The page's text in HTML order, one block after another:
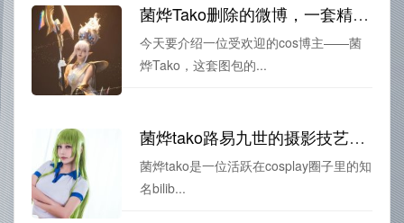
菌烨Tako删除的微博，一套精挑细选的图包，神秘莫测。
今天要介绍一位受欢迎的cos博主——菌
烨Tako，这套图包的...
菌烨tako路易九世的摄影技艺无可挑剔！感受照片带来的愉悦
菌烨tako是一位活跃在cosplay圈子里的知
名bilib...